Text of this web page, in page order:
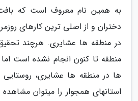
به همین نام معروف است که
دختران و از اصلی ترین کارهای
در منطقه ها عشایری. هرچند
منطقه تا کنون انجام نشده است اما
ها در منطقه ها عشایری،
استانهای همجوار را میتوان